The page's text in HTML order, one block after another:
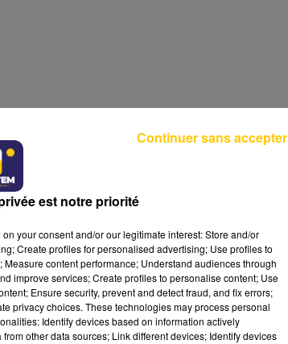
est notre priorité
your consent and/or our legitimate interest: Store and/or
Create profiles for personalised advertising; Use profiles to
content performance; Understand audiences through
improve services; Create profiles to personalise content; Use
Ensure security, prevent and detect fraud, and fix errors;
privacy choices. These technologies may process personal
Identify devices based on information actively
other data sources; Link different devices; Identify devices
Continuer sans accepter